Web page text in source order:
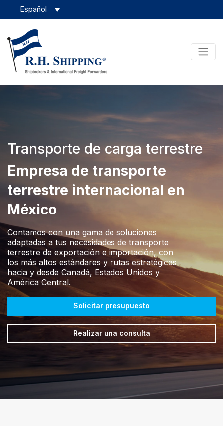
Transporte de carga terrestre
Empresa de transporte
terrestre internacional en
México
Contamos con una gama de soluciones
adaptadas a tus necesidades de transporte
terrestre de exportación e importación, con
los más altos estándares y rutas estratégicas
hacia y desde Canadá, Estados Unidos y
América Central.
Solicitar presupuesto
Realizar una consulta